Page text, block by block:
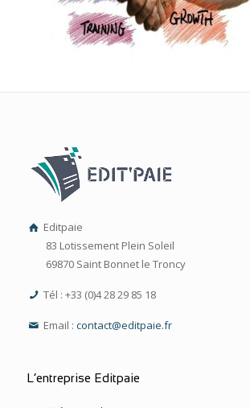
Editpaie
83 Lotissement Plein Soleil
69870 Saint Bonnet le Troncy
Tél : +33 (0)4 28 29 85 18
Email :contact@editpaie.fr
L’entreprise Editpaie